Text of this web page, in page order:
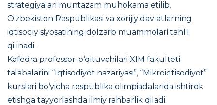
strategiyalari muntazam muhokama etilib,
O‘zbekiston Respublikasi va xorijiy davlatlarning
iqtisodiy siyosatining dolzarb muammolari tahlil
qilinadi.
Kafedra professor-o‘qituvchilari XIM fakulteti
talabalarini “Iqtisodiyot nazariyasi”, “Mikroiqtisodiyot”
kurslari bo‘yicha respublika olimpiadalarida ishtirok
etishga tayyorlashda ilmiy rahbarlik qiladi.